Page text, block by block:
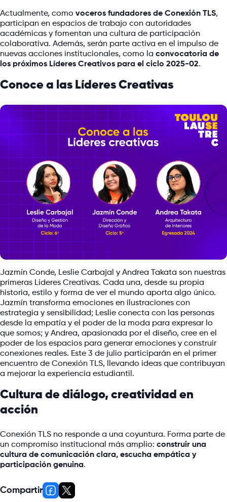
Actualmente, como voceros fundadores de Conexión TLS,
participan en espacios de trabajo con autoridades
académicas y fomentan una cultura de participación
colaborativa. Además, serán parte activa en el impulso de
nuevas acciones institucionales, como la convocatoria de
los próximos Líderes Creativos para el ciclo 2025-02.
Conoce a las Líderes Creativas
Jazmín Conde, Leslie Carbajal y Andrea Takata son nuestras
primeras Líderes Creativas. Cada una, desde su propia
historia, estilo y forma de ver el mundo aporta algo único.
Jazmín transforma emociones en ilustraciones con
estrategia y sensibilidad; Leslie conecta con las personas
desde la empatía y el poder de la moda para expresar lo
que somos; y Andrea, apasionada por el diseño, cree en el
poder de los espacios para generar emociones y construir
conexiones reales. Este 3 de julio participarán en el primer
encuentro de Conexión TLS, llevando ideas que contribuyan
a mejorar la experiencia estudiantil.
Cultura de diálogo, creatividad en
acción
Conexión TLS no responde a una coyuntura. Forma parte de
un compromiso institucional más amplio: construir una
cultura de comunicación clara, escucha empática y
participación genuina.
Compartir